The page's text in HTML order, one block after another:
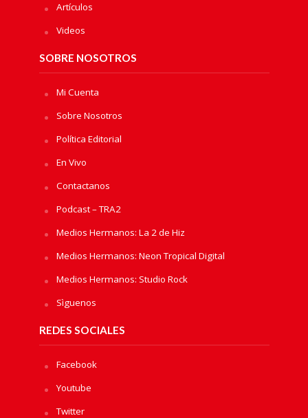
Artículos
Videos
SOBRE NOSOTROS
Mi Cuenta
Sobre Nosotros
Política Editorial
En Vivo
Contactanos
Podcast – TRA2
Medios Hermanos: La 2 de Hiz
Medios Hermanos: Neon Tropical Digital
Medios Hermanos: Studio Rock
Sìguenos
REDES SOCIALES
Facebook
Youtube
Twitter